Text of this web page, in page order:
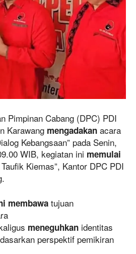
Pimpinan Cabang (DPC) PDI
Karawang mengadakan acara
Kebangsaan” pada Senin,
WIB, kegiatan ini memulai
Kiemas”, Kantor DPC PDI
membawa tujuan
meneguhkan identitas
perspektif pemikiran